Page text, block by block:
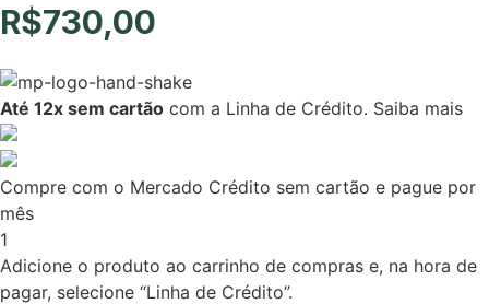
R$730,00
Até 12x sem cartão com a Linha de Crédito. Saiba mais
Compre com o Mercado Crédito sem cartão e pague por
mês
1
Adicione o produto ao carrinho de compras e, na hora de
pagar, selecione “Linha de Crédito”.